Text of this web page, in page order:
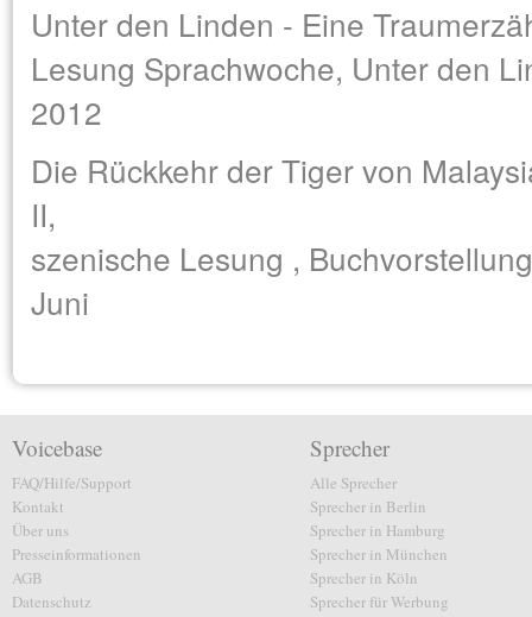
Unter den Linden - Eine
Lesung Sprachwoche, Unter den
2012
Die Rückkehr der Tiger von
II,
szenische Lesung ,
Juni
Voicebase
FAQ/Hilfe/Support
Kontakt
Über uns
Presseinformationen
AGB
Datenschutz
Sprecher
Alle Sprecher
Sprecher in Berlin
Sprecher in Hamburg
Sprecher in München
Sprecher in Köln
Sprecher für Werbung